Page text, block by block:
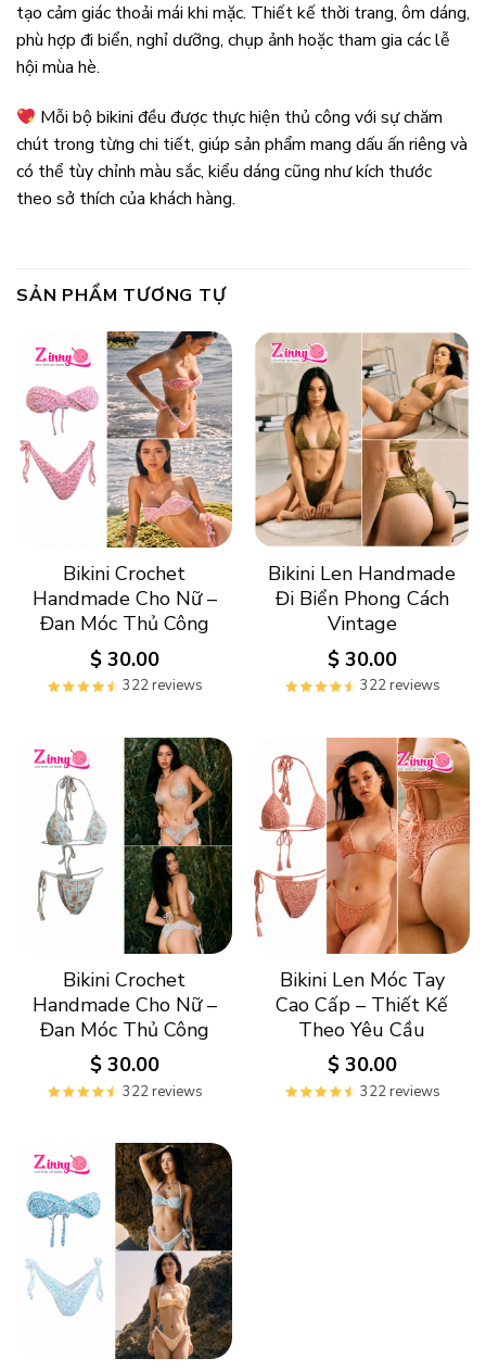
tạo cảm giác thoải mái khi mặc. Thiết kế thời trang, ôm dáng,
phù hợp đi biển, nghỉ dưỡng, chụp ảnh hoặc tham gia các lễ
hội mùa hè.
Mỗi bộ bikini đều được thực hiện thủ công với sự chăm
chút trong từng chi tiết, giúp sản phẩm mang dấu ấn riêng và
có thể tùy chỉnh màu sắc, kiểu dáng cũng như kích thước
theo sở thích của khách hàng.
SẢN PHẨM TƯƠNG TỰ
Bikini Crochet
Handmade Cho Nữ –
Đan Móc Thủ Công
$30.00
322 reviews
Bikini Len Handmade
Đi Biển Phong Cách
Vintage
$30.00
322 reviews
Bikini Crochet
Handmade Cho Nữ –
Đan Móc Thủ Công
$30.00
322 reviews
Bikini Len Móc Tay
Cao Cấp – Thiết Kế
Theo Yêu Cầu
$30.00
322 reviews